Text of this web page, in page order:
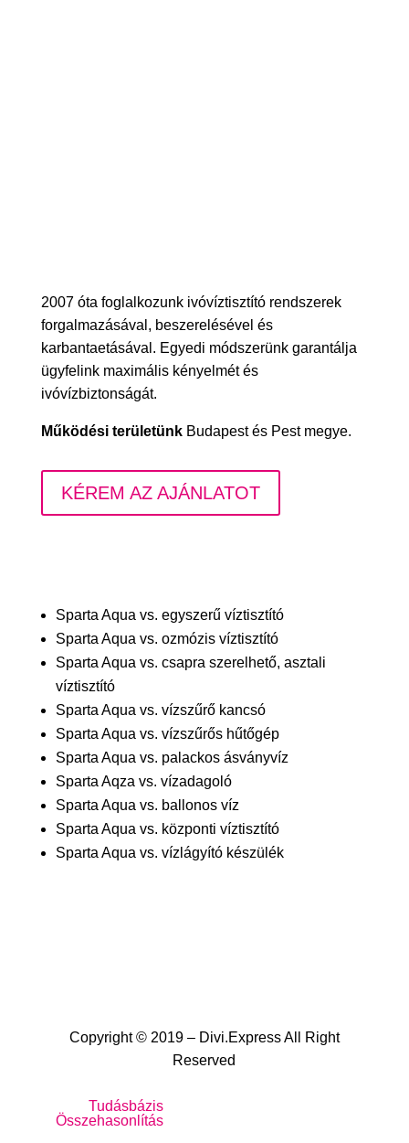
2007 óta foglalkozunk ivóvíztisztító rendszerek
forgalmazásával, beszerelésével és
karbantaetásával. Egyedi módszerünk garantálja
ügyfelink maximális kényelmét és
ivóvízbiztonságát.
Működési területünkBudapest és Pest megye.
KÉREM AZ AJÁNLATOT
Sparta Aqua vs. egyszerű víztisztító
Sparta Aqua vs. ozmózis víztisztító
Sparta Aqua vs. csapra szerelhető, asztali
víztisztító
Sparta Aqua vs. vízszűrő kancsó
Sparta Aqua vs. vízszűrős hűtőgép
Sparta Aqua vs. palackos ásványvíz
Sparta Aqza vs. vízadagoló
Sparta Aqua vs. ballonos víz
Sparta Aqua vs. központi víztisztító
Sparta Aqua vs. vízlágyító készülék
Copyright © 2019 – Divi.Express All Right
Reserved
Tudásbázis
Összehasonlítás